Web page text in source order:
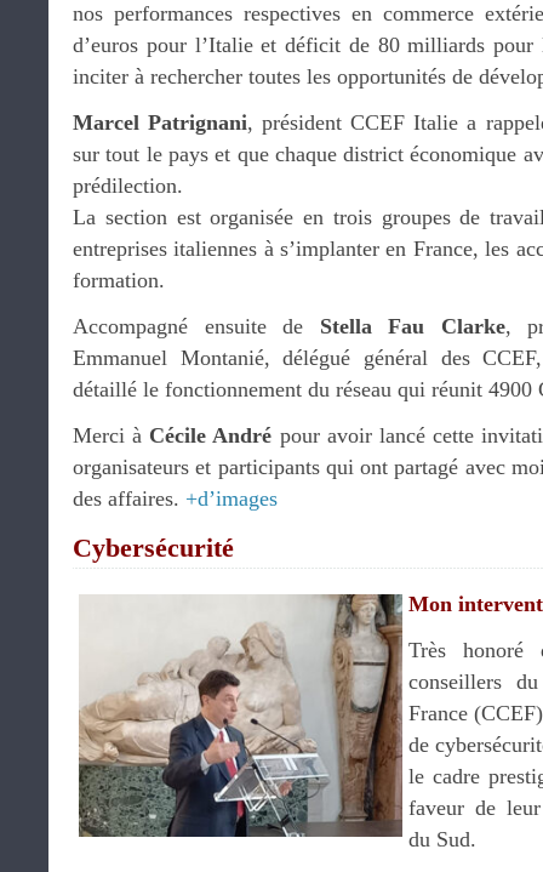
nos performances respectives en commerce
d’euros pour l’Italie et déficit de 80 milliards pour
inciter à rechercher toutes les opportunités de
Marcel Patrignani, président CCEF Italie a
sur tout le pays et que chaque district économique
prédilection.
La section est organisée en trois groupes de
entreprises italiennes à s’implanter en France, les
formation.
Accompagné ensuite de Stella Fau Clarke,
Emmanuel Montanié, délégué général des
détaillé le fonctionnement du réseau qui réunit 4900
Merci à Cécile André pour avoir lancé cette
organisateurs et participants qui ont partagé avec
des affaires. +d’images
Cybersécurité
Mon
Très
conseillers
France
de
le cadre
faveur de
du Sud.